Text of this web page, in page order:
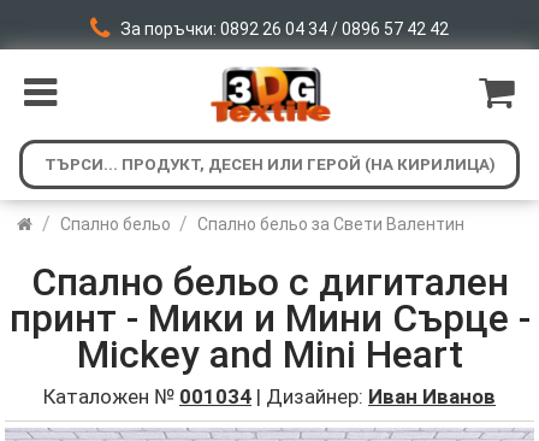
За поръчки: 0892 26 04 34 / 0896 57 42 42
/ Спално бельо / Спално бельо за Свети Валентин
Спално бельо с дигитален
принт - Мики и Mини Сърце -
Mickey and Mini Heart
Каталожен № 001034 | Дизайнер: Иван Иванов